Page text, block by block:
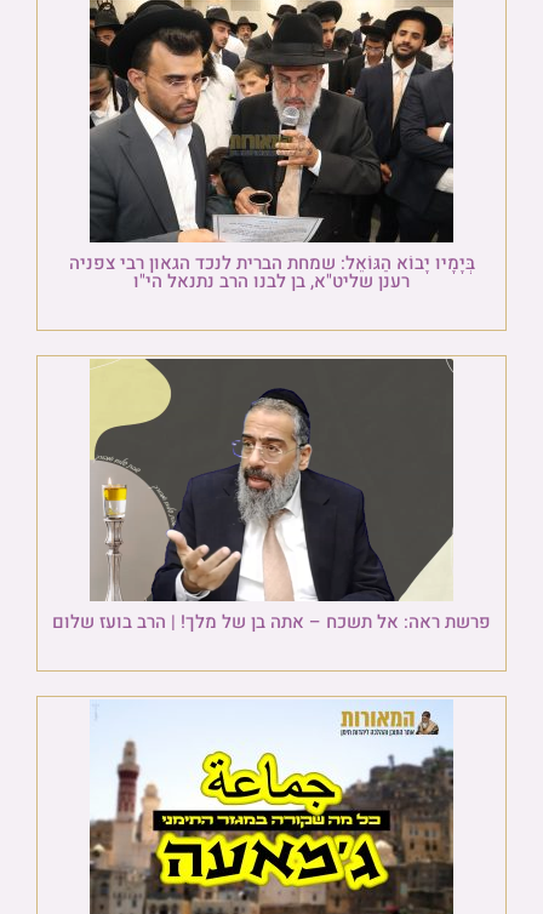
בְּיָמָיו יָבוֹא הַגּוֹאֵל: שמחת הברית לנכד הגאון רבי צפניה
רענן שליט"א, בן לבנו הרב נתנאל הי"ו
פרשת ראה: אל תשכח – אתה בן של מלך! | הרב בועז שלום